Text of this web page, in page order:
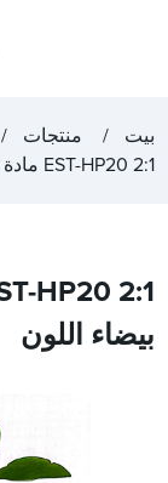
بيت
منتجات
EST-HP20 2:1 مادة لاصقة هيكلية إيبوكسي بيضاء اللون
بيضاء اللون